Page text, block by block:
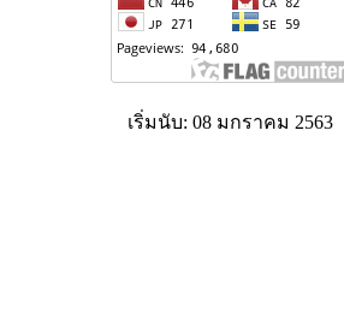
เริ่มนับ: 08 มกราคม 2563